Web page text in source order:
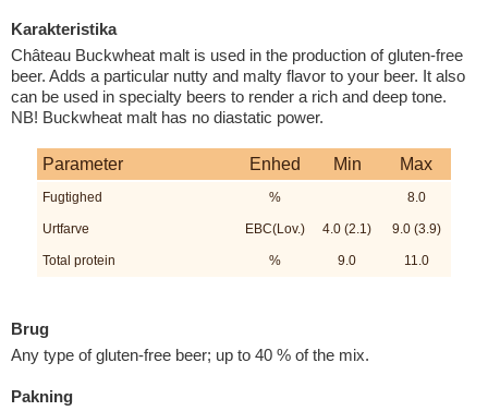
Karakteristika
Château Buckwheat malt is used in the production of gluten-free
beer. Adds a particular nutty and malty flavor to your beer. It also
can be used in specialty beers to render a rich and deep tone.
NB! Buckwheat malt has no diastatic power.
Parameter Enhed Min Max
Fugtighed % 8.0
Urtfarve EBC(Lov.) 4.0 (2.1) 9.0 (3.9)
Total protein % 9.0 11.0
Brug
Any type of gluten-free beer; up to 40 % of the mix.
Pakning